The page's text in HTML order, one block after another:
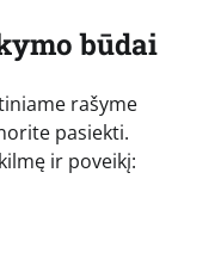
būdai
rašyme
pasiekti.
ir poveikį: